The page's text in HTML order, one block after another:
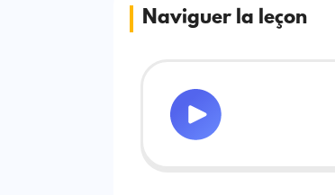
Naviguer la leçon